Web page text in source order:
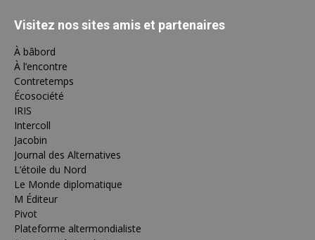
Visitez nos sites amis et partenaires
À bâbord
À l’encontre
Contretemps
Écosociété
IRIS
Intercoll
Jacobin
Journal des Alternatives
L’étoile du Nord
Le Monde diplomatique
M Éditeur
Pivot
Plateforme altermondialiste